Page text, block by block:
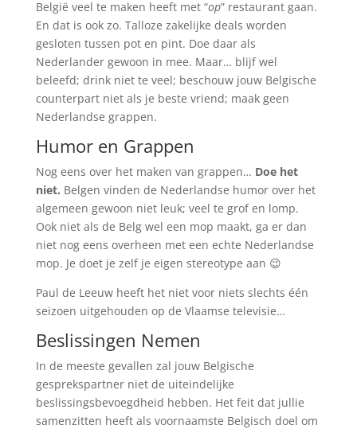
België veel te maken heeft met “op” restaurant gaan.
En dat is ook zo. Talloze zakelijke deals worden
gesloten tussen pot en pint. Doe daar als
Nederlander gewoon in mee. Maar… blijf wel
beleefd; drink niet te veel; beschouw jouw Belgische
counterpart niet als je beste vriend; maak geen
Nederlandse grappen.
Humor en Grappen
Nog eens over het maken van grappen… Doe het
niet. Belgen vinden de Nederlandse humor over het
algemeen gewoon niet leuk; veel te grof en lomp.
Ook niet als de Belg wel een mop maakt, ga er dan
niet nog eens overheen met een echte Nederlandse
mop. Je doet je zelf je eigen stereotype aan 😉
Paul de Leeuw heeft het niet voor niets slechts één
seizoen uitgehouden op de Vlaamse televisie…
Beslissingen Nemen
In de meeste gevallen zal jouw Belgische
gesprekspartner niet de uiteindelijke
beslissingsbevoegdheid hebben. Het feit dat jullie
samenzitten heeft als voornaamste Belgisch doel om